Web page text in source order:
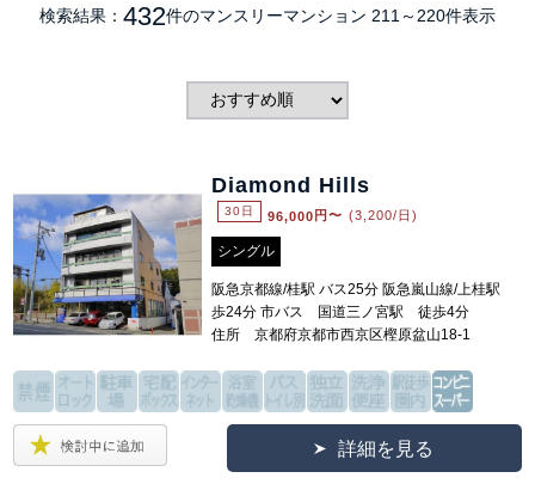
検索結果： 432件のマンスリーマンション 211～220件表示
Diamond Hills
30日 96,000 円〜 (3,200/日)
シングル
阪急京都線/桂駅 バス25分 阪急嵐山線/上桂駅
歩24分 市バス 国道三ノ宮駅 徒歩4分
住所 京都府京都市西京区樫原盆山18-1
詳細を見る